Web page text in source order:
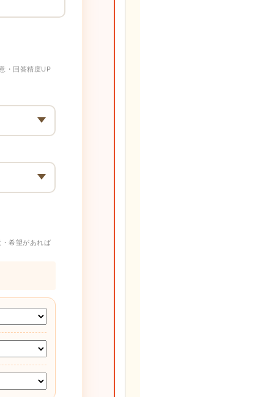
・回答精度UP
・希望があれば